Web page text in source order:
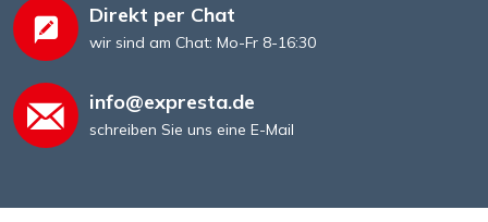
Direkt per Chat
wir sind am Chat: Mo-Fr 8-16:30
info@expresta.de
schreiben Sie uns eine E-Mail